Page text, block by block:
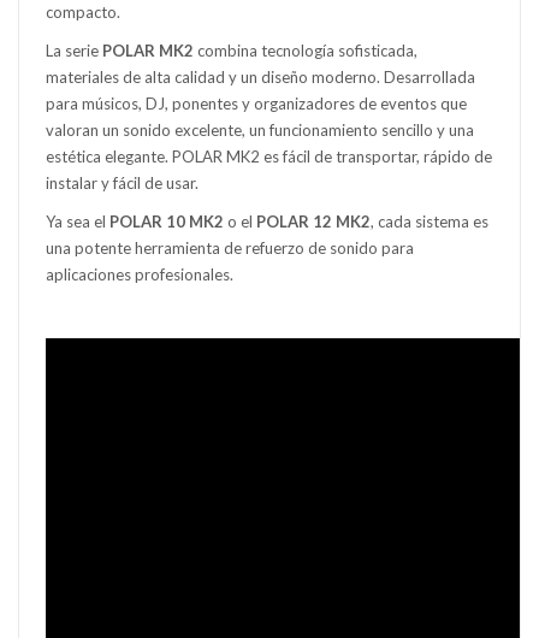
compacto.
La serie POLAR MK2 combina tecnología sofisticada,
materiales de alta calidad y un diseño moderno. Desarrollada
para músicos, DJ, ponentes y organizadores de eventos que
valoran un sonido excelente, un funcionamiento sencillo y una
estética elegante. POLAR MK2 es fácil de transportar, rápido de
instalar y fácil de usar.
Ya sea el POLAR 10 MK2 o el POLAR 12 MK2, cada sistema es
una potente herramienta de refuerzo de sonido para
aplicaciones profesionales.